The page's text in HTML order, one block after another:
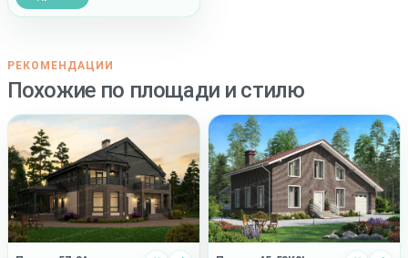
РЕКОМЕНДАЦИИ
Похожие по площади и стилю